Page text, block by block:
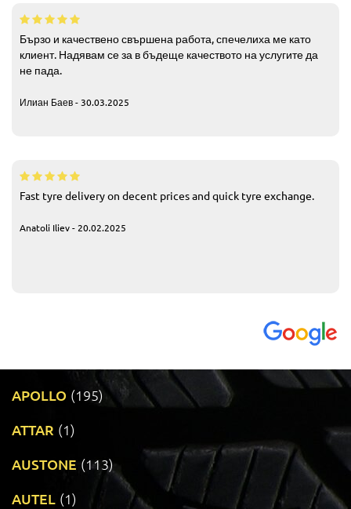
Бързо и качествено свършена работа, спечелиха ме като
клиент. Надявам се за в бъдеще качеството на услугите да
не пада.
Илиан Баев - 30.03.2025
Fast tyre delivery on decent prices and quick tyre exchange.
Anatoli Iliev - 20.02.2025
APOLLO (195)
ATTAR (1)
AUSTONE (113)
AUTEL (1)